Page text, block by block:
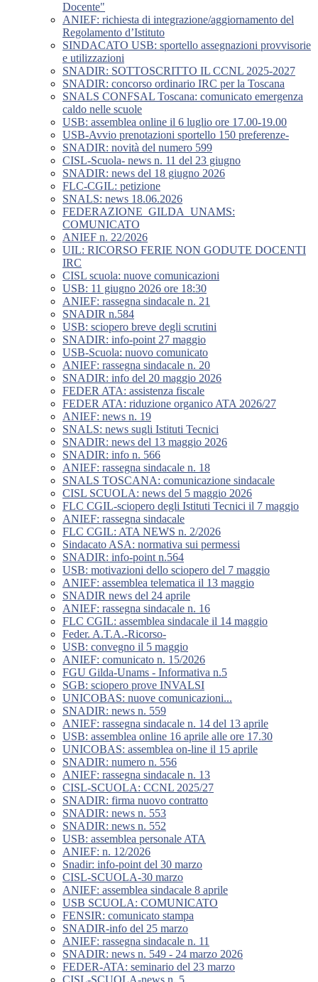
Docente"
ANIEF: richiesta di integrazione/aggiornamento del
Regolamento d’Istituto
SINDACATO USB: sportello assegnazioni provvisorie
e utilizzazioni
SNADIR: SOTTOSCRITTO IL CCNL 2025-2027
SNADIR: concorso ordinario IRC per la Toscana
SNALS CONFSAL Toscana: comunicato emergenza
caldo nelle scuole
USB: assemblea online il 6 luglio ore 17.00-19.00
USB-Avvio prenotazioni sportello 150 preferenze-
SNADIR: novità del numero 599
CISL-Scuola- news n. 11 del 23 giugno
SNADIR: news del 18 giugno 2026
FLC-CGIL: petizione
SNALS: news 18.06.2026
FEDERAZIONE_GILDA_UNAMS:
COMUNICATO
ANIEF n. 22/2026
UIL: RICORSO FERIE NON GODUTE DOCENTI
IRC
CISL scuola: nuove comunicazioni
USB: 11 giugno 2026 ore 18:30
ANIEF: rassegna sindacale n. 21
SNADIR n.584
USB: sciopero breve degli scrutini
SNADIR: info-point 27 maggio
USB-Scuola: nuovo comunicato
ANIEF: rassegna sindacale n. 20
SNADIR: info del 20 maggio 2026
FEDER ATA: assistenza fiscale
FEDER ATA: riduzione organico ATA 2026/27
ANIEF: news n. 19
SNALS: news sugli Istituti Tecnici
SNADIR: news del 13 maggio 2026
SNADIR: info n. 566
ANIEF: rassegna sindacale n. 18
SNALS TOSCANA: comunicazione sindacale
CISL SCUOLA: news del 5 maggio 2026
FLC CGIL-sciopero degli Istituti Tecnici il 7 maggio
ANIEF: rassegna sindacale
FLC CGIL: ATA NEWS n. 2/2026
Sindacato ASA: normativa sui permessi
SNADIR: info-point n.564
USB: motivazioni dello sciopero del 7 maggio
ANIEF: assemblea telematica il 13 maggio
SNADIR news del 24 aprile
ANIEF: rassegna sindacale n. 16
FLC CGIL: assemblea sindacale il 14 maggio
Feder. A.T.A.-Ricorso-
USB: convegno il 5 maggio
ANIEF: comunicato n. 15/2026
FGU Gilda-Unams - Informativa n.5
SGB: sciopero prove INVALSI
UNICOBAS: nuove comunicazioni...
SNADIR: news n. 559
ANIEF: rassegna sindacale n. 14 del 13 aprile
USB: assemblea online 16 aprile alle ore 17.30
UNICOBAS: assemblea on-line il 15 aprile
SNADIR: numero n. 556
ANIEF: rassegna sindacale n. 13
CISL-SCUOLA: CCNL 2025/27
SNADIR: firma nuovo contratto
SNADIR: news n. 553
SNADIR: news n. 552
USB: assemblea personale ATA
ANIEF: n. 12/2026
Snadir: info-point del 30 marzo
CISL-SCUOLA-30 marzo
ANIEF: assemblea sindacale 8 aprile
USB SCUOLA: COMUNICATO
FENSIR: comunicato stampa
SNADIR-info del 25 marzo
ANIEF: rassegna sindacale n. 11
SNADIR: news n. 549 - 24 marzo 2026
FEDER-ATA: seminario del 23 marzo